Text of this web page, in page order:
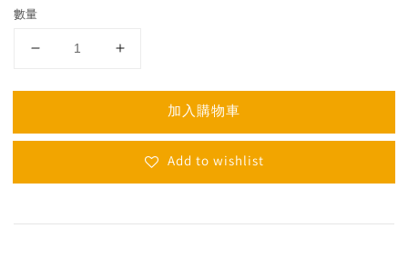
數量
加入購物車
Add to wishlist